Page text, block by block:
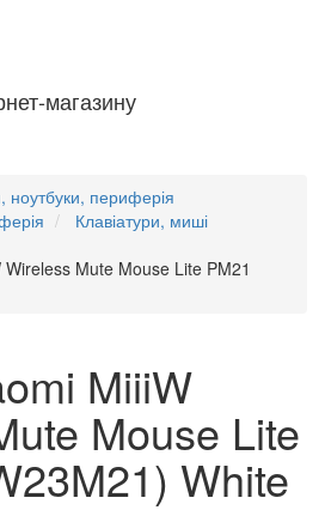
магазину
ноутбуки, периферія
Клавіатури, миші
Mute Mouse Lite PM21
MiiiW
Mouse Lite
White